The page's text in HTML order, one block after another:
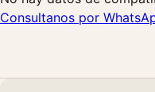
Consultanos por